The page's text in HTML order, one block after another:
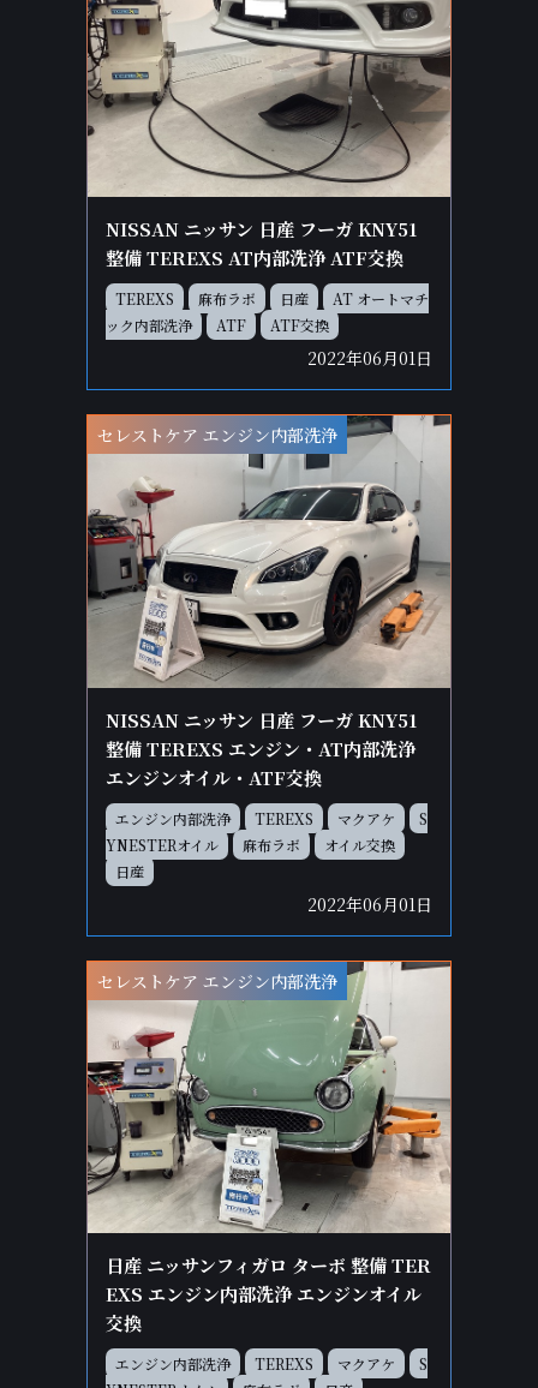
NISSAN ニッサン 日産 フーガ KNY51
整備 TEREXS AT内部洗浄 ATF交換
TEREXS 麻布ラボ 日産
AT オートマチ
ック内部洗浄
ATF ATF交換
2022年06月01日
セレストケア エンジン内部洗浄
NISSAN ニッサン 日産 フーガ KNY51
整備 TEREXS エンジン・AT内部洗浄
エンジンオイル・ATF交換
エンジン内部洗浄 TEREXS マクアケ
S
YNESTERオイル
麻布ラボ
オイル交換
日産
2022年06月01日
セレストケア エンジン内部洗浄
日産 ニッサンフィガロ ターボ 整備 TER
EXS エンジン内部洗浄 エンジンオイル
交換
エンジン内部洗浄 TEREXS マクアケ
S